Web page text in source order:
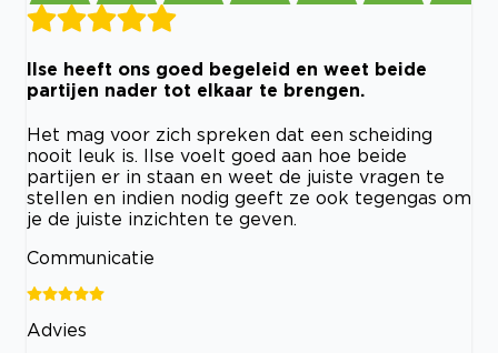
Ilse heeft ons goed begeleid en weet beide
partijen nader tot elkaar te brengen.
Het mag voor zich spreken dat een scheiding
nooit leuk is. Ilse voelt goed aan hoe beide
partijen er in staan en weet de juiste vragen te
stellen en indien nodig geeft ze ook tegengas om
je de juiste inzichten te geven.
Communicatie
Advies